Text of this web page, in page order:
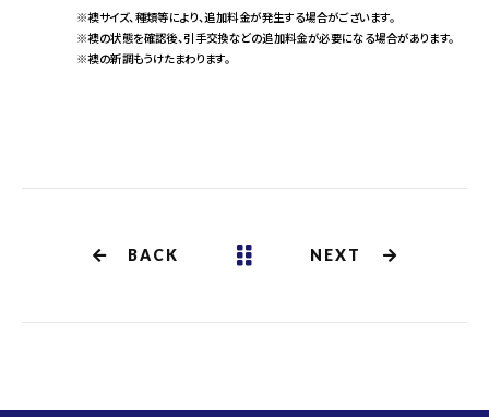
※襖サイズ、種類等により、追加料金が発生する場合がございます。
※襖の状態を確認後、引手交換などの追加料金が必要になる場合があります。
※襖の新調もうけたまわります。
BACK NEXT